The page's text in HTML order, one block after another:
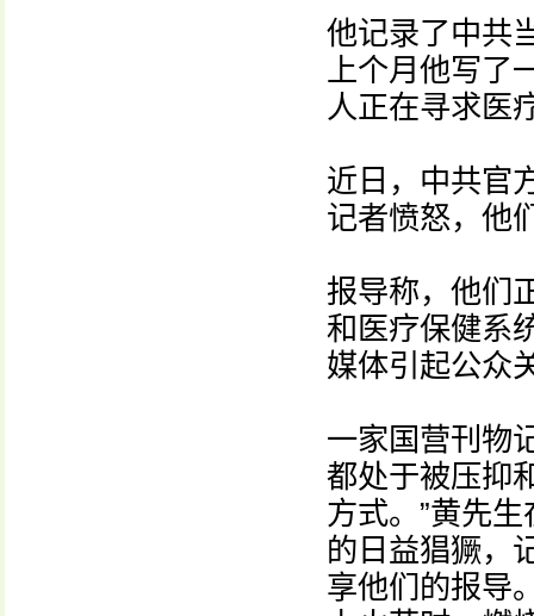
他记录了中共
上个月他写了
人正在寻求医
近日，中共官
记者愤怒，他
报导称，他们
和医疗保健系
媒体引起公众
一家国营刊物
都处于被压抑
方式。”黄先
的日益猖獗，
享他们的报导